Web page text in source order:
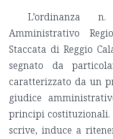
L’ordinanza
Amministrativo
Staccata di Reggio
segnato da
caratterizzato da un
giudice
principi costituzionali.
scrive, induce a